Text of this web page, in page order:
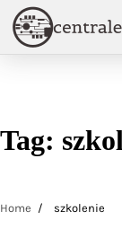
Skip
content
Tag:
Home szkolenie